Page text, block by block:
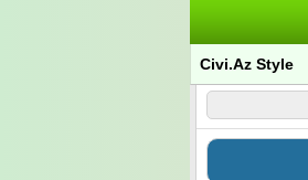
Civi.Az Style